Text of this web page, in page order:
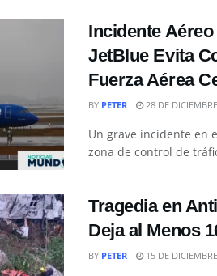
Incidente
JetBlue Evita
Fuerza Aérea
BY PETER 28 DE
Un grave incidente en
zona de control de
Tragedia en
Deja al Menos
BY PETER 15 DE